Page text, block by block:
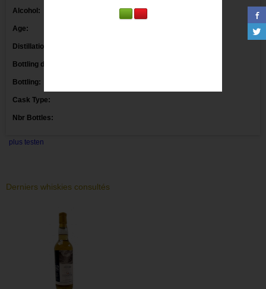
Alcohol:
Age:
Distillation date:
Bottling date:
Bottling:
Cask Type:
Nbr Bottles:
plus testen
Derniers whiskies consultés